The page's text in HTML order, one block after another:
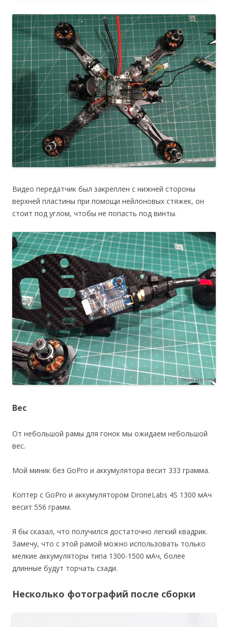
Видео передатчик был закреплен с нижней стороны
верхней пластины при помощи нейлоновых стяжек, он
стоит под углом, чтобы не попасть под винты.
Вес
От небольшой рамы для гонок мы ожидаем небольшой
вес.
Мой миник без GoPro и аккумулятора весит 333 грамма.
Коптер с GoPro и аккумулятором DroneLabs 4S 1300 мАч
весит 556 грамм.
Я бы сказал, что получился достаточно легкий квадрик.
Замечу, что с этой рамой можно использовать только
мелкие аккумуляторы типа 1300-1500 мАч, более
длинные будут торчать сзади.
Несколько фотографий после сборки